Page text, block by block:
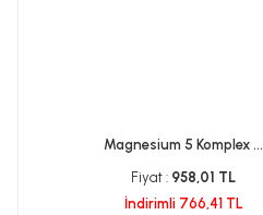
Magnesium 5 Komplex ...
Fiyat : 958,01 TL
İndirimli 766,41 TL